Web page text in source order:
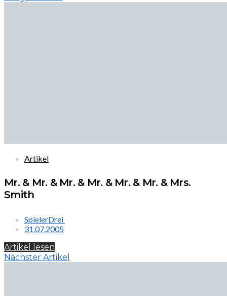
Artikel
Mr. & Mr. & Mr. & Mr. & Mr. & Mr. & Mrs.
Smith
SpielerDrei
31.07.2005
Artikel lesen
Nächster Artikel